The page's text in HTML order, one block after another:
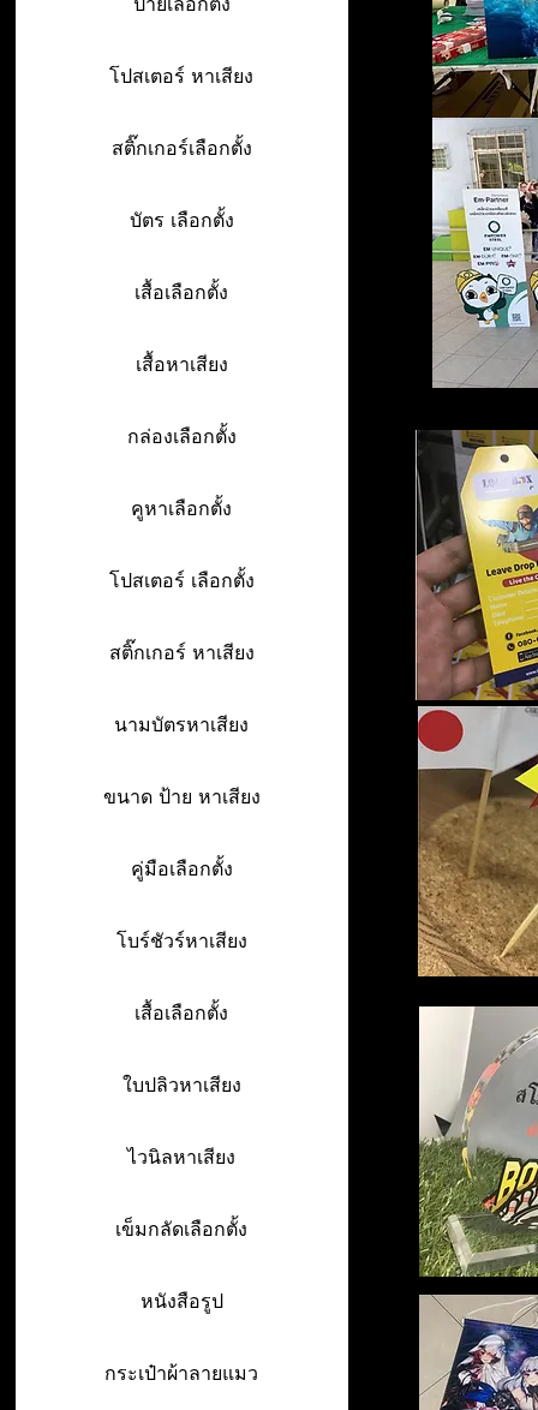
โปสเตอร์ หาเสียง
สติ๊กเกอร์เลือกตั้ง
บัตร เลือกตั้ง
เสื้อเลือกตั้ง
เสื้อหาเสียง
กล่องเลือกตั้ง
คูหาเลือกตั้ง
โปสเตอร์ เลือกตั้ง
สติ๊กเกอร์ หาเสียง
นามบัตรหาเสียง
ขนาด ป้าย หาเสียง
คู่มือเลือกตั้ง
โบร์ชัวร์หาเสียง
เสื้อเลือกตั้ง
ใบปลิวหาเสียง
ไวนิลหาเสียง
เข็มกลัดเลือกตั้ง
หนังสือรูป
กระเป๋าผ้าลายแมว